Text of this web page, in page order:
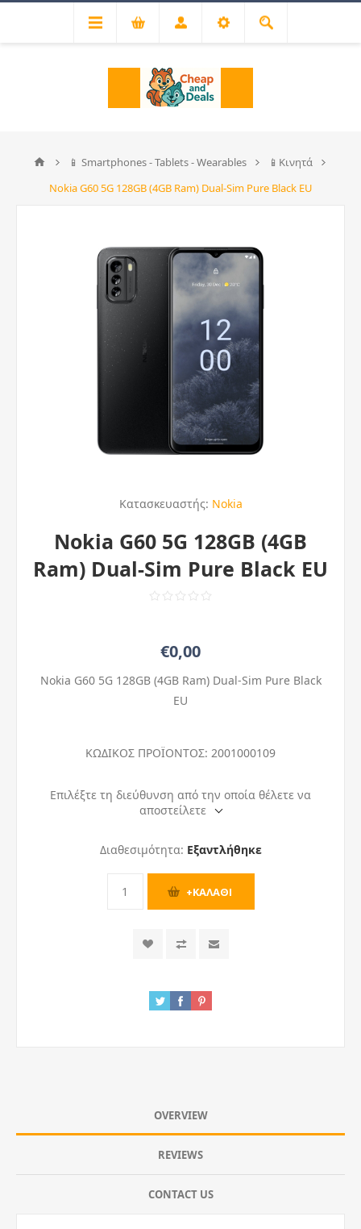
📱 Smartphones - Tablets - Wearables
📱Κινητά
Nokia G60 5G 128GB (4GB Ram) Dual-Sim Pure Black EU
Κατασκευαστής: Nokia
Nokia G60 5G 128GB (4GB
Ram) Dual-Sim Pure Black EU
€0,00
Nokia G60 5G 128GB (4GB Ram) Dual-Sim Pure Black
EU
ΚΩΔΙΚΟΣ ΠΡΟΪΟΝΤΟΣ: 2001000109
Επιλέξτε τη διεύθυνση από την οποία θέλετε να
αποστείλετε
Διαθεσιμότητα: Εξαντλήθηκε
OVERVIEW
REVIEWS
CONTACT US